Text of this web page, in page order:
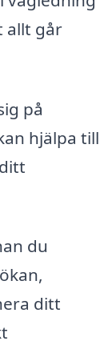
allt går
på
hjälpa till
du
ditt